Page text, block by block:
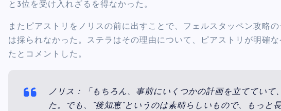
と3位を受け入れざるを得なかった。
またピアストリをノリスの前に出すことで、フェルスタッペン攻略
は採られなかった。ステラはその理由について、ピアストリが明確
たとコメントした。
ノリス：「もちろん、事前にいくつかの計画を立てていて
た。でも、“後知恵”というのは素晴らしいもので、もっと